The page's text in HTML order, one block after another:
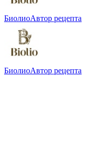
БиолиоАвтор рецепта
БиолиоАвтор рецепта